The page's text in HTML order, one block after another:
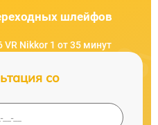
шлейфов
Nikkor 1 от 35 минут
со